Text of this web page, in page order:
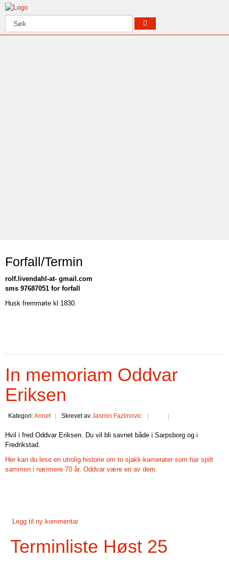
Forfall/Termin
rolf.livendahl-at- gmail.com
sms 97687051 for forfall
Husk fremmøte kl 1830.
In memoriam Oddvar
Eriksen
Kategori:Annet Skrevet av Jasmin Fazlinovic
Hvil i fred Oddvar Eriksen. Du vil bli savnet både i Sarpsborg og i
Fredrikstad.
Her kan du lese en utrolig historie om to sjakk-kamerater som har spilt
sammen i nærmere 70 år, Oddvar være en av dem.
Legg til ny kommentar
Terminliste Høst 25